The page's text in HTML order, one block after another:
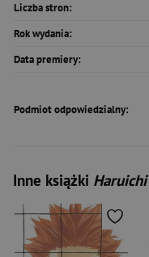
Liczba stron:
Rok wydania:
Data premiery:
Podmiot odpowiedzialny:
Inne książki